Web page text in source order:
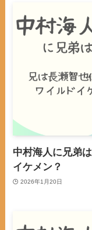
中村海人に兄弟
イケメン？
2026年1月20日